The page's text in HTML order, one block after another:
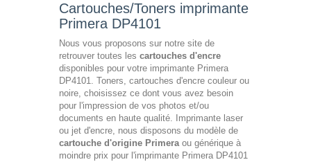
Cartouches/Toners imprimante
Primera DP4101
Nous vous proposons sur notre site de
retrouver toutes les cartouches d'encre
disponibles pour votre imprimante Primera
DP4101. Toners, cartouches d'encre couleur ou
noire, choisissez ce dont vous avez besoin
pour l'impression de vos photos et/ou
documents en haute qualité. Imprimante laser
ou jet d'encre, nous disposons du modèle de
cartouche d'origine Primeraou générique à
moindre prix pour l'imprimante Primera DP4101